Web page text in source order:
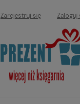
Zarejestruj się Zaloguj